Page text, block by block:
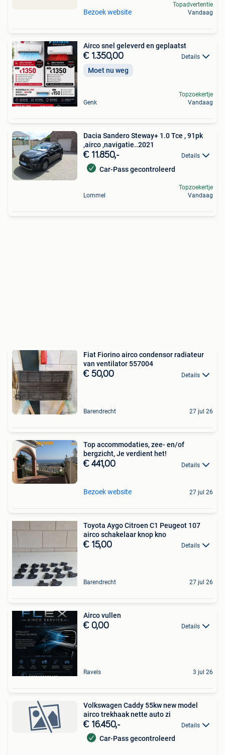
Bezoek website
Topadvertentie
Vandaag
Airco snel geleverd en geplaatst
€ 1.350,00 Details
Moet nu weg
Genk
Topzoekertje
Vandaag
Dacia Sandero Steway+ 1.0 Tce , 91pk
,airco ,navigatie..2021
€ 11.850,- Details
Car-Pass gecontroleerd
Lommel
Topzoekertje
Vandaag
Fiat Fiorino airco condensor radiateur
van ventilator 557004
€ 50,00 Details
Barendrecht 27 jul 26
Top accommodaties, zee- en/of
bergzicht, Je verdient het!
€ 441,00 Details
Bezoek website 27 jul 26
Toyota Aygo Citroen C1 Peugeot 107
airco schakelaar knop kno
€ 15,00 Details
Barendrecht 27 jul 26
Airco vullen
€ 0,00 Details
Ravels 3 jul 26
Volkswagen Caddy 55kw new model
airco trekhaak nette auto zi
€ 16.450,- Details
Car-Pass gecontroleerd